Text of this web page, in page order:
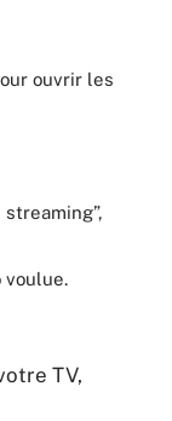
ouvrir les
voulue.
TV,